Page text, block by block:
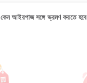
কেন আইরপাজ সঙ্গে ভ্রমণ করতে হবে